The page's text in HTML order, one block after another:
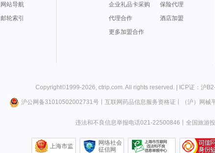
网站导航
邮轮索引
企业礼品卡采购
保险代理
代理合作
酒店加盟
更多加盟合作
Copyright©1999-2026, ctrip.com. All rights reserved. | ICP证：沪
沪公网备31010502002731号丨 互联网药品信息服务资格证 （沪）网
违法和不良信息举报电话021-22500846 全国旅游
上海市监
网络社会
征信网